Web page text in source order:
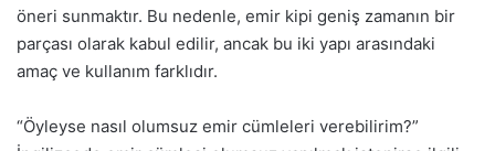
öneri sunmaktır. Bu nedenle, emir kipi geniş zamanın bir
parçası olarak kabul edilir, ancak bu iki yapı arasındaki
amaç ve kullanım farklıdır.
“Öyleyse nasıl olumsuz emir cümleleri verebilirim?”